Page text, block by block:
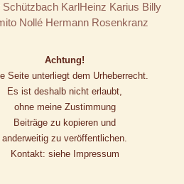
Schützbach KarlHeinz Karius Billy
Nollé Hermann Rosenkranz
Achtung!
Seite unterliegt dem Urheberrecht.
Es ist deshalb nicht erlaubt,
ohne meine Zustimmung
Beiträge zu kopieren und
anderweitig zu veröffentlichen.
Kontakt: siehe Impressum